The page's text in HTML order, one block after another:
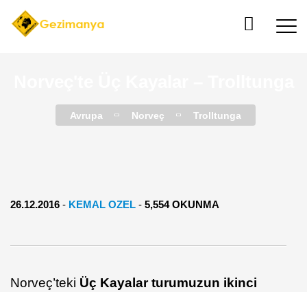
Avrupa Norveç Trolltunga
26.12.2016 - KEMAL OZEL - 5,554 OKUNMA
Norveç’teki Üç Kayalar turumuzun ikinci